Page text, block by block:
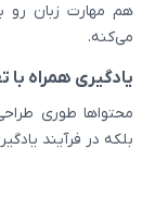
هم مهارت زبان رو
می‌کنه.
یادگیری همراه با
محتواها طوری
بلکه در فرآیند